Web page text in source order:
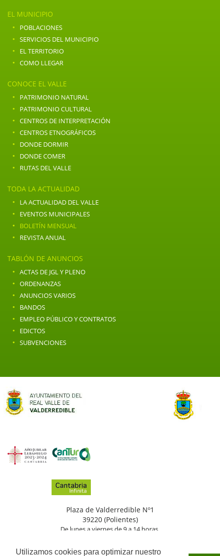
Utilizamos cookies para optimizar nuestro
EL MUNICIPIO
· POBLACIONES
· SERVICIOS DEL MUNICIPIO
· EL TERRITORIO
· COMO LLEGAR
CONOCE EL VALLE
· PATRIMONIO NATURAL
· PATRIMONIO CULTURAL
· CENTROS DE INTERPRETACIÓN
· CENTROS ETNOGRÁFICOS
· DONDE DORMIR
· DONDE COMER
· RUTAS DEL VALLE
TODA LA ACTUALIDAD
· LA ACTUALIDAD DEL VALLE
· EVENTOS MUNICIPALES
· BOLETÍN MENSUAL
· REVISTA ANUAL
TABLÓN DE ANUNCIOS
· ACTAS DE JGL Y PLENO
· ORDENANZAS
· ANUNCIOS VARIOS
· BANDOS
· EMPLEO PÚBLICO Y CONTRATOS
· EDICTOS
· SUBVENCIONES
Plaza de Valderredible Nº1
39220 (Polientes)
De lunes a viernes de 9 a 14 horas.